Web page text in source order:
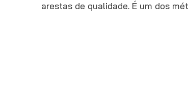
arestas de qualidade. É um dos